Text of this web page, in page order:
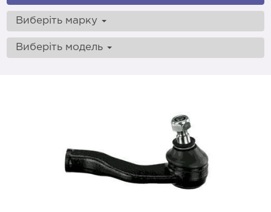
Виберіть марку
Виберіть модель